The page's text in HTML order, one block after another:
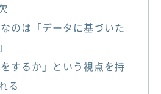
のは「データに基づいた
するか」という視点を持
る